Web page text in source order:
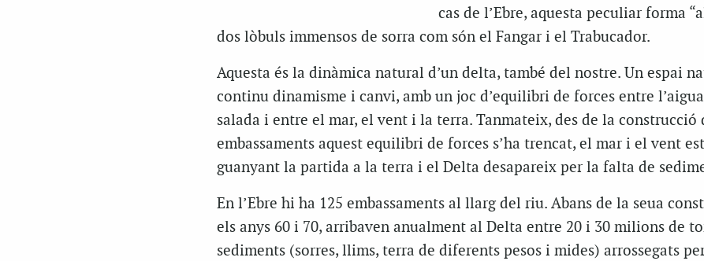
cas de l’Ebre, aquesta peculiar forma
dos lòbuls immensos de sorra com són el Fangar i el Trabucador.
Aquesta és la dinàmica natural d’un delta, també del nostre. Un espai
continu dinamisme i canvi, amb un joc d’equilibri de forces entre
salada i entre el mar, el vent i la terra. Tanmateix, des de la construcció
embassaments aquest equilibri de forces s’ha trencat, el mar i el vent
guanyant la partida a la terra i el Delta desapareix per la falta de
En l’Ebre hi ha 125 embassaments al llarg del riu. Abans de la seua
els anys 60 i 70, arribaven anualment al Delta entre 20 i 30 milions de
sediments (sorres, llims, terra de diferents pesos i mides) arrossegats